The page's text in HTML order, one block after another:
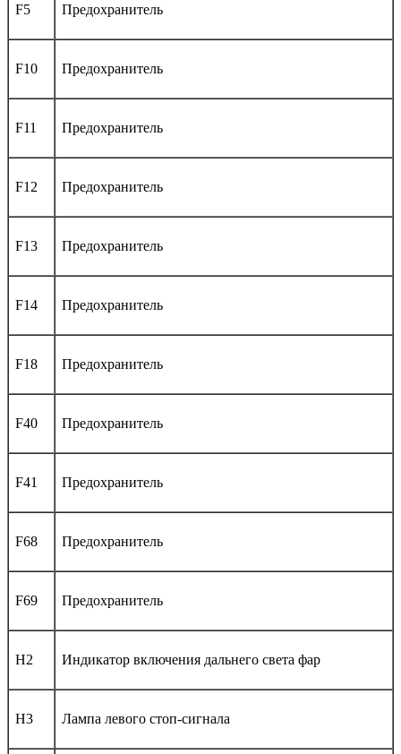
F5 Предохранитель
F10 Предохранитель
F11 Предохранитель
F12 Предохранитель
F13 Предохранитель
F14 Предохранитель
F18 Предохранитель
F40 Предохранитель
F41 Предохранитель
F68 Предохранитель
F69 Предохранитель
H2 Индикатор включения дальнего света фар
H3 Лампа левого стоп-сигнала